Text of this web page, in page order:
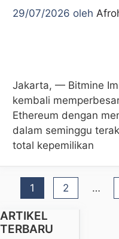
29/07/2026 oleh
Jakarta, — Bitmine
kembali
Ethereum dengan
dalam seminggu
total kepemilikan
Halaman
1 Halaman
2 …
ARTIKEL
TERBARU